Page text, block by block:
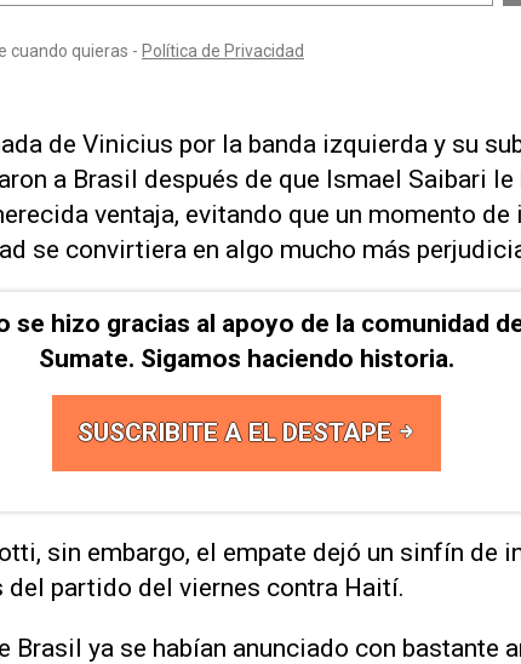
de Vinicius por la banda izquierda y su
a Brasil después de que Ismael Saibari le
ventaja, evitando que un momento
se convirtiera en algo mucho más
se hizo gracias al apoyo de la comunidad
Sumate. Sigamos haciendo historia.
SUSCRIBITE A EL DESTAPE
sin embargo, el ⁠empate dejó un sinfín de
del partido del viernes contra Haití.
‌Brasil ya se habían anunciado con bastante